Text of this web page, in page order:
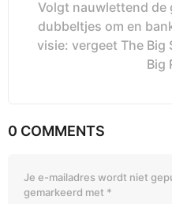
Volgt nauwlettend de
dubbeltjes om en
visie: vergeet The Big
Big
0 COMMENTS
Je e-mailadres wordt niet
gemarkeerd met *